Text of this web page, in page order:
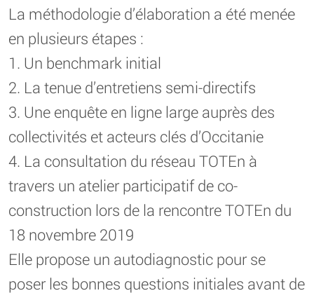
La méthodologie d’élaboration a été menée
en plusieurs étapes :
1. Un benchmark initial
2. La tenue d’entretiens semi-directifs
3. Une enquête en ligne large auprès des
collectivités et acteurs clés d’Occitanie
4. La consultation du réseau TOTEn à
travers un atelier participatif de co-
construction lors de la rencontre TOTEn du
18 novembre 2019
Elle propose un autodiagnostic pour se
poser les bonnes questions initiales avant de